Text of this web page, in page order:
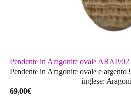
Pendente in Aragonite ovale ARAP/02
Pendente in Aragonite ovale e argento
inglese:
69,00€